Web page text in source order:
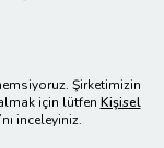
Şirketimizin
için lütfen Kişisel
’nı inceleyiniz.